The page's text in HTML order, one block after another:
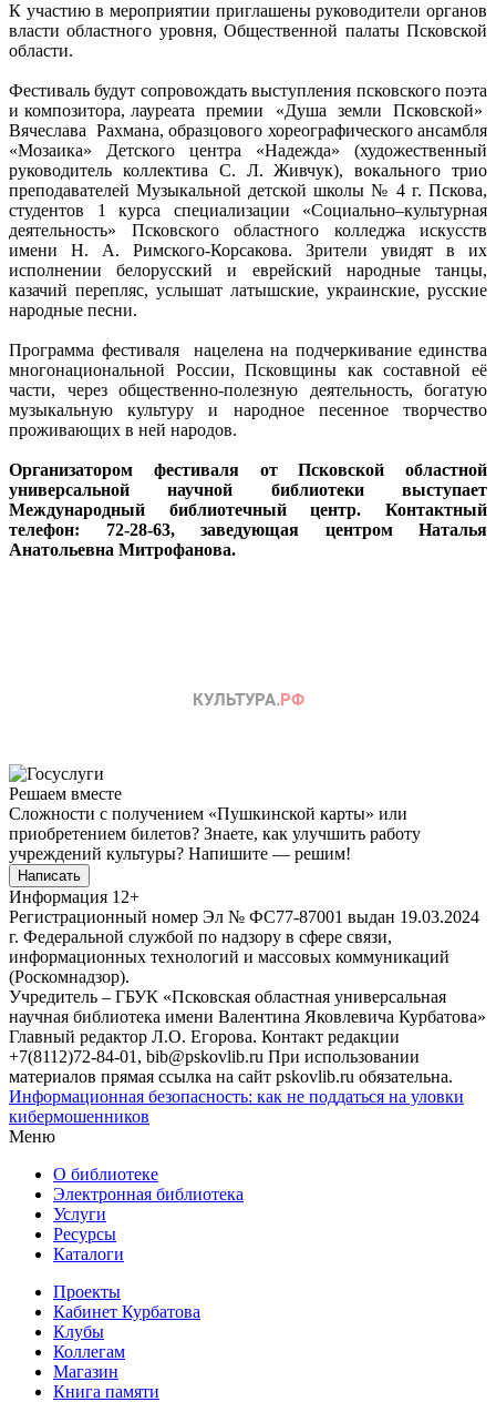
К участию в мероприятии приглашены руководители органов
власти областного уровня, Общественной палаты Псковской
области.
Фестиваль будут сопровождать выступления псковского поэта
и композитора, лауреата премии «Душа земли Псковской»
Вячеслава Рахмана, образцового хореографического ансамбля
«Мозаика» Детского центра «Надежда» (художественный
руководитель коллектива С. Л. Живчук), вокального трио
преподавателей Музыкальной детской школы № 4 г. Пскова,
студентов 1 курса специализации «Социально–культурная
деятельность» Псковского областного колледжа искусств
имени Н. А. Римского-Корсакова. Зрители увидят в их
исполнении белорусский и еврейский народные танцы,
казачий перепляс, услышат латышские, украинские, русские
народные песни.
Программа фестиваля нацелена на подчеркивание единства
многонациональной России, Псковщины как составной её
части, через общественно-полезную деятельность, богатую
музыкальную культуру и народное песенное творчество
проживающих в ней народов.
Организатором фестиваля от Псковской областной
универсальной научной библиотеки выступает
Международный библиотечный центр. Контактный
телефон: 72-28-63, заведующая центром Наталья
Анатольевна Митрофанова.
Решаем вместе
Сложности с получением «Пушкинской карты» или
приобретением билетов? Знаете, как улучшить работу
учреждений культуры? Напишите — решим!
Написать
Информация 12+
Регистрационный номер Эл № ФС77-87001 выдан 19.03.2024
г. Федеральной службой по надзору в сфере связи,
информационных технологий и массовых коммуникаций
(Роскомнадзор).
Учредитель – ГБУК «Псковская областная универсальная
научная библиотека имени Валентина Яковлевича Курбатова»
Главный редактор Л.О. Егорова. Контакт редакции
+7(8112)72-84-01, bib@pskovlib.ru При использовании
материалов прямая ссылка на сайт pskovlib.ru обязательна.
Информационная безопасность: как не поддаться на уловки
кибермошенников
Меню
О библиотеке
Электронная библиотека
Услуги
Ресурсы
Каталоги
Проекты
Кабинет Курбатова
Клубы
Коллегам
Магазин
Книга памяти